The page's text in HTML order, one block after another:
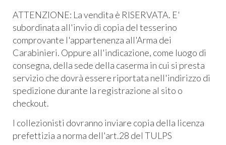
ATTENZIONE: La vendita è RISERVATA. E'
subordinata all'invio di copia del tesserino
comprovante l'appartenenza all'Arma dei
Carabinieri. Oppure all'indicazione, come luogo di
consegna, della sede della caserma in cui si presta
servizio che dovrà essere riportata nell'indirizzo di
spedizione durante la registrazione al sito o
checkout.
I collezionisti dovranno inviare copia della licenza
prefettizia a norma dell'art.28 del TULPS